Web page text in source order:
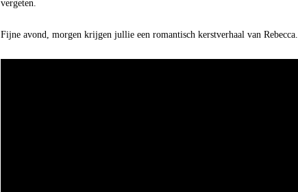
vergeten.
Fijne avond, morgen krijgen jullie een romantisch kerstverhaal van Rebecca.